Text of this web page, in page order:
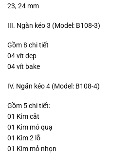
23, 24 mm
III. Ngăn kéo 3 (Model: B108-3)
Gồm 8 chi tiết
04 vít dẹp
04 vít bake
IV. Ngăn kéo 4 (Model: B108-4)
Gồm 5 chi tiết:
01 Kìm cắt
01 Kìm mỏ quạ
01 Kìm 2 lỗ
01 Kìm mỏ nhọn